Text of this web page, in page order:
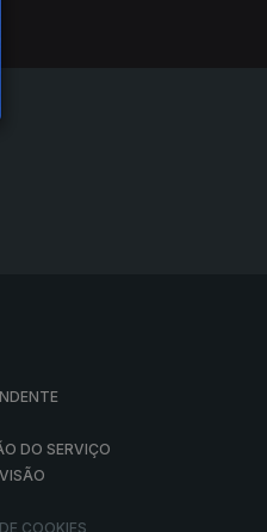
DO SERVIÇO
COOKIES